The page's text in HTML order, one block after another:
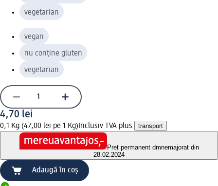
vegetarian
vegan
nu conține gluten
vegetarian
4,70 lei
0,1 Kg (47,00 lei pe 1 Kg) Inclusiv TVA plus transport
Preț permanent dmnemajorat din
28.02.2024
Adaugă în coș